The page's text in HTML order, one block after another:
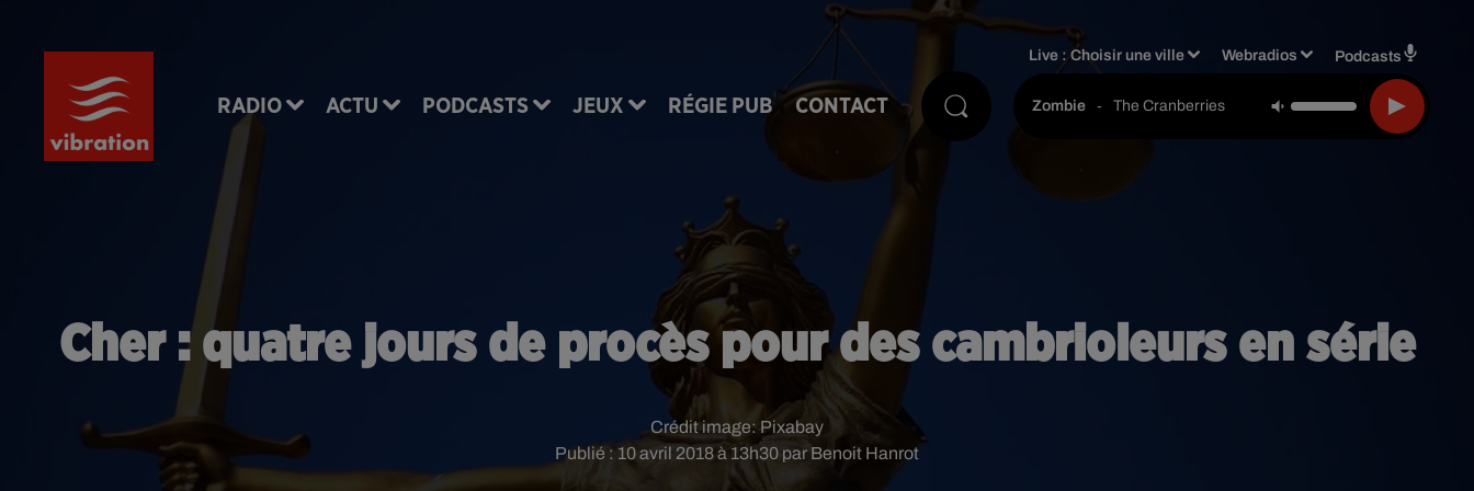
RADIO ACTU PODCASTS JEUX RÉGIE PUB CONTACT
Live :Choisir une ville Webradios Podcasts
Zombie - The Cranberries
Cher : quatre jours de procès pour des cambrioleurs en série
Publié : 10 avril 2018 à 13h30 par Benoit Hanrot
Crédit image: Pixabay